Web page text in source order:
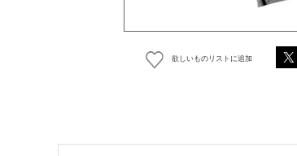
欲しいものリストに追加